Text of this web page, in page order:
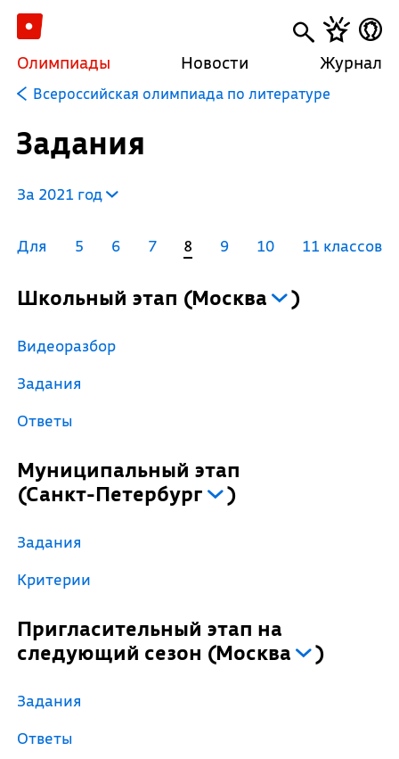
Олимпиады Новости Журнал
Всероссийская олимпиада по литературе
Задания
За 2021 год
Для 5 6 7 8 9 10 11 классов
Школьный этап (Москва )
Видеоразбор
Задания
Ответы
Муниципальный этап
(Санкт-Петербург )
Задания
Критерии
Пригласительный этап на
следующий сезон (Москва )
Задания
Ответы